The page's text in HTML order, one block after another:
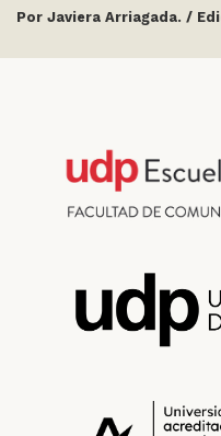
Por Javiera Arriagada. /